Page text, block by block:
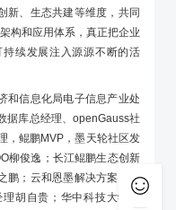
新、生态共建等维度，共同
构和应用体系，真正把企业
续发展注入源源不断的活
和信息化局电子信息产业处
据库总经理、openGauss社
，鲲鹏MVP，墨天轮社区发
柳俊逸；长江鲲鹏生态创新
鹏；云和恩墨解决方案专家
胡自贵；华中科技大学教